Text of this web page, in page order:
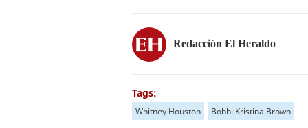
Redacción El Heraldo
Tags:
Whitney Houston Bobbi Kristina Brown